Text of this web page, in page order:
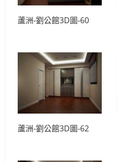
蘆洲-劉公館3D圖-60
蘆洲-劉公館3D圖-62